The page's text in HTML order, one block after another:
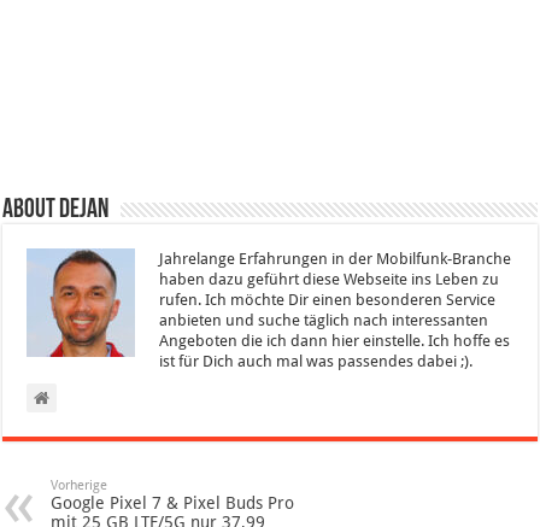
About Dejan
Jahrelange Erfahrungen in der Mobilfunk-Branche
haben dazu geführt diese Webseite ins Leben zu
rufen. Ich möchte Dir einen besonderen Service
anbieten und suche täglich nach interessanten
Angeboten die ich dann hier einstelle. Ich hoffe es
ist für Dich auch mal was passendes dabei ;).
Vorherige
Google Pixel 7 & Pixel Buds Pro
mit 25 GB LTE/5G nur 37,99